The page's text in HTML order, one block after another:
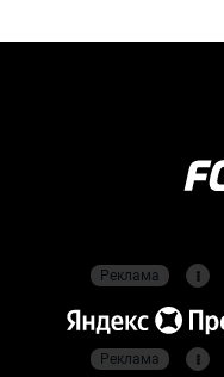
Реклама
Реклама